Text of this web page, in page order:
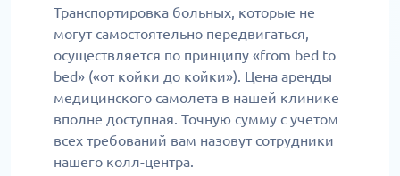
Транспортировка больных, которые не
могут самостоятельно передвигаться,
осуществляется по принципу «from bed to
bed» («от койки до койки»). Цена аренды
медицинского самолета в нашей клинике
вполне доступная. Точную сумму с учетом
всех требований вам назовут сотрудники
нашего колл-центра.